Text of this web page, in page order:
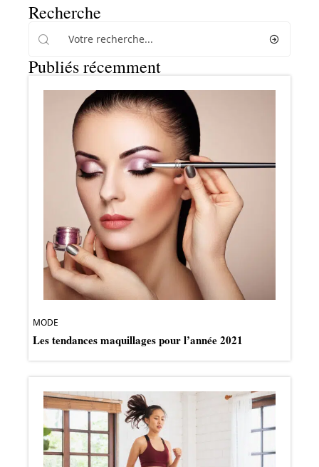
Recherche
Publiés récemment
MODE
Les tendances maquillages pour l’année 2021